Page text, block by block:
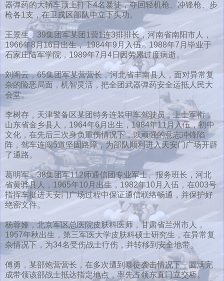
器弹药的大轿车顶上打下4名暴徒，夺回轻机枪、冲锋枪、步
枪各1支，在卫戍区部队中立下头功。
王景生，39集团军某团1营1连3排排长，河南省南阳市人，
1966年8月16日出生， 1984年9月入伍，1988年7月毕业于
石家庄陆军学院，1989年7月4日因劳累过度病逝。
刘阁云，65集团军某营营长，河北省丰南县人，面对异常复
杂的险恶局面，机智灵活，把全团武器弹药安全运抵人民大
会堂。
李树存，天津警备区某团特务连装甲车驾驶员，上士军衔，
山东省金乡县人，1964年6月出生，1984年11月入伍，初中
文化，在先后三次身负重伤情况下，以顽强的意志冲锋陷
阵，驾车连闯5道坚固路障，为部队顺利进入天安门广场开辟
了通路。
葛明军，38集团军112师通信团专业军士、报务班长，河北
省黄骅县人，1965年10月出生，1982年10月入伍，在003号
指挥车挺进天安门广场过程中保证通信联络畅通，并保护好
绝密文件。
杨蓉娅，北京军区总医院皮肤科医师，甘肃省兰州市人，
1957年秋出生，第三军医大学皮肤科硕士研究生，在异常复
杂情况下，为34名受伤战士疗伤，并转移到安全地带。
傅勇，某部炮营营长，在多次遭到暴徒袭击情况下，圆满完
成带领该部战士抵达指定地点，率先占领东直门立交桥。